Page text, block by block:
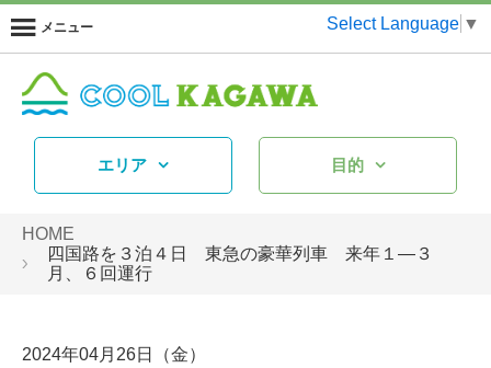
メニュー Select Language ▼
エリア 目的
HOME
四国路を３泊４日 東急の豪華列車 来年１―３
月、６回運行
2024年04月26日（金）